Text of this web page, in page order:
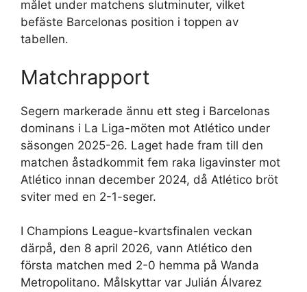
målet under matchens slutminuter, vilket
befäste Barcelonas position i toppen av
tabellen.
Matchrapport
Segern markerade ännu ett steg i Barcelonas
dominans i La Liga-möten mot Atlético under
säsongen 2025-26. Laget hade fram till den
matchen åstadkommit fem raka ligavinster mot
Atlético innan december 2024, då Atlético bröt
sviter med en 2-1-seger.
I Champions League-kvartsfinalen veckan
därpå, den 8 april 2026, vann Atlético den
första matchen med 2-0 hemma på Wanda
Metropolitano. Målskyttar var Julián Álvarez